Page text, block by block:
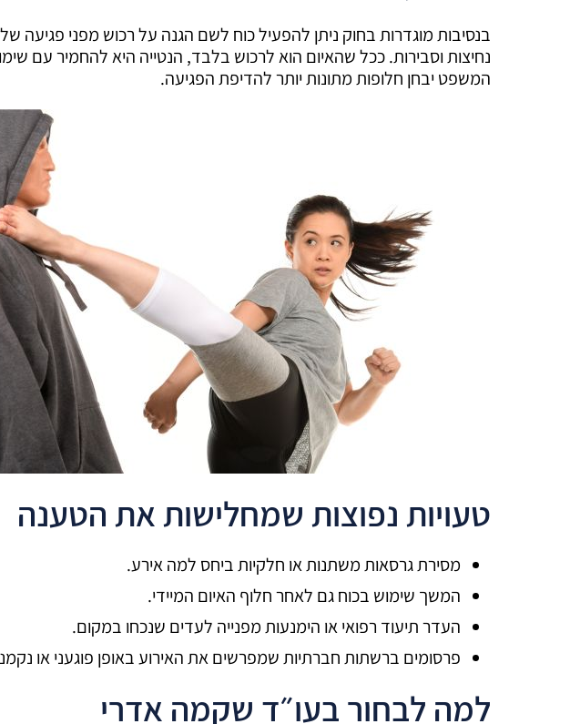
בנסיבות מוגדרות בחוק ניתן להפעיל כוח לשם הגנה על רכוש מפני פגיעה
נחיצות וסבירות. ככל שהאיום הוא לרכוש בלבד, הנטייה היא להחמיר עם
המשפט יבחן חלופות מתונות יותר להדיפת הפגיעה.
טעויות נפוצות שמחלישות את הטענה
מסירת גרסאות משתנות או חלקיות ביחס למה אירע.
המשך שימוש בכוח גם לאחר חלוף האיום המיידי.
העדר תיעוד רפואי או הימנעות מפנייה לעדים שנכחו במקום.
פרסומים ברשתות חברתיות שמפרשים את האירוע באופן פוגעני או
למה לבחור בעו״ד שקמה אדרי